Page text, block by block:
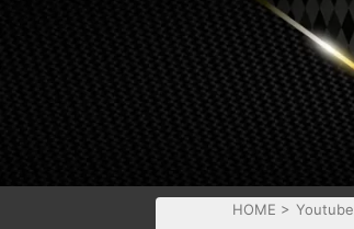
HOME > Youtube